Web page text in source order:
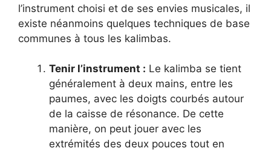
l’instrument choisi et de ses envies musicales, il
existe néanmoins quelques techniques de base
communes à tous les kalimbas.
Tenir l’instrument : Le kalimba se tient
généralement à deux mains, entre les
paumes, avec les doigts courbés autour
de la caisse de résonance. De cette
manière, on peut jouer avec les
extrémités des deux pouces tout en